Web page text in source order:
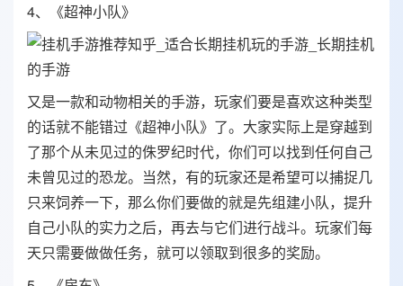
4、《超神小队》
又是一款和动物相关的手游，玩家们要是喜欢这种类型
的话就不能错过《超神小队》了。大家实际上是穿越到
了那个从未见过的侏罗纪时代，你们可以找到任何自己
未曾见过的恐龙。当然，有的玩家还是希望可以捕捉几
只来饲养一下，那么你们要做的就是先组建小队，提升
自己小队的实力之后，再去与它们进行战斗。玩家们每
天只需要做做任务，就可以领取到很多的奖励。